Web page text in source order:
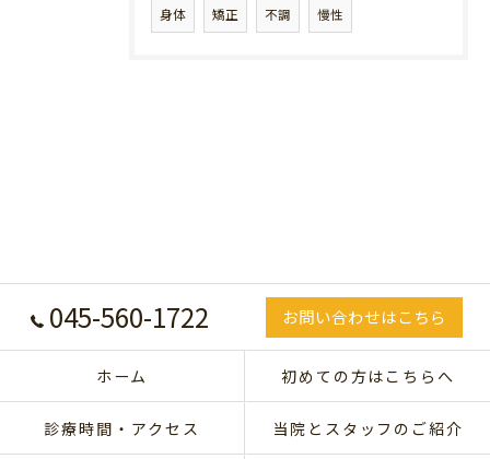
身体 矯正 不調 慢性
045-560-1722 お問い合わせはこちら
ホーム 初めての方はこちらへ
診療時間・アクセス 当院とスタッフのご紹介